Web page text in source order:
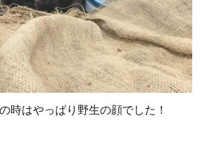
時はやっぱり野生の顔でした！